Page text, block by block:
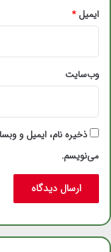
ایمیل*
وب‌سایت
ذخیره نام، ایمیل و
می‌نویسم.